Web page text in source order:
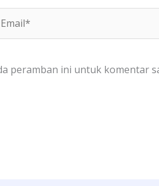
peramban ini untuk komentar